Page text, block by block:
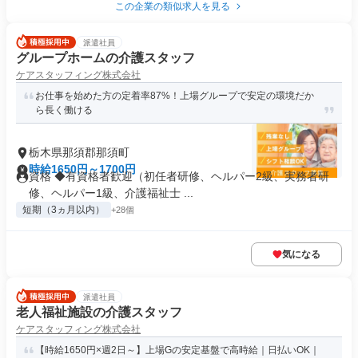
この企業の類似求人を見る
派遣社員
グループホームの介護スタッフ
ケアスタッフィング株式会社
お仕事を始めた方の定着率87%！上場グループで安定の環境だか
ら長く働ける
栃木県那須郡那須町
時給1650円～1700円
資格 ◆有資格者歓迎（初任者研修、ヘルパー2級、実務者研
修、ヘルパー1級、介護福祉士 ...
短期（3ヵ月以内） +28個
気になる
派遣社員
老人福祉施設の介護スタッフ
ケアスタッフィング株式会社
【時給1650円×週2日～】上場Gの安定基盤で高時給｜日払いOK｜